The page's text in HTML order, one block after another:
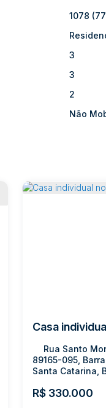
1078
3
3
2
Não
R$ 330.000
Rua Santo
89165-095,
Santa Catarina,